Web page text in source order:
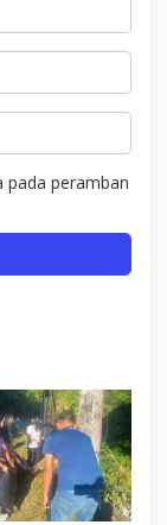
pada peramban